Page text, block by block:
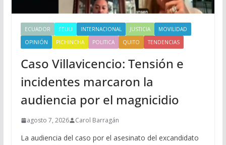
ECUADOR EEUU INTERNACIONAL JUSTICIA
MOVILIDAD
OPINIÓN
PICHINCHA POLITICA QUITO TENDENCIAS
Caso Villavicencio: Tensión e
incidentes marcaron la
audiencia por el magnicidio
agosto 7, 2026 Carol Barragán
La audiencia del caso por el asesinato del excandidato